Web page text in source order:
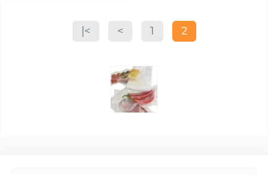
|< < 1 2